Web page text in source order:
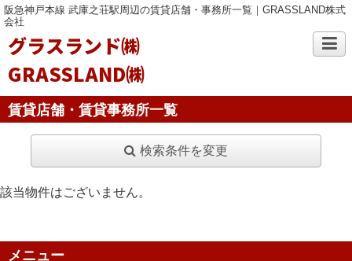
阪急神戸本線 武庫之荘駅周辺の賃貸店舗・事務所一覧｜GRASSLAND株式
会社
グラスランド㈱
GRASSLAND㈱
賃貸店舗・賃貸事務所一覧
検索条件を変更
該当物件はございません。
メニュー